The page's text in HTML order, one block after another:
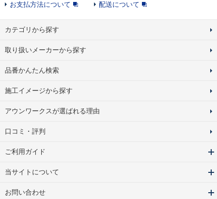
お支払方法について
配送について
カテゴリから探す
取り扱いメーカーから探す
品番かんたん検索
施工イメージから探す
アウンワークスが選ばれる理由
口コミ・評判
ご利用ガイド
当サイトについて
お問い合わせ